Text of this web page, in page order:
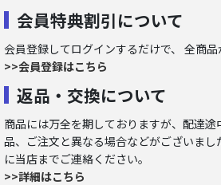
会員特典割引について
会員登録してログインするだけで、 全商品
>>会員登録はこちら
返品・交換について
商品には万全を期しておりますが、配達
品、ご注文と異なる場合などがございま
に当店までご連絡ください。
>>詳細はこちら